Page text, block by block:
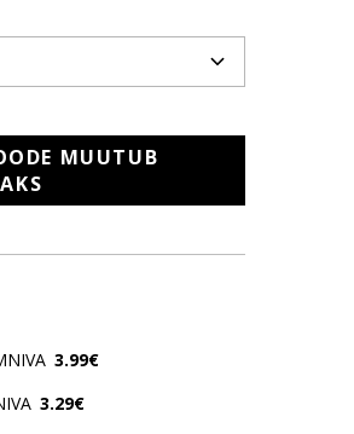
MUUTUB
3.99€
3.29€